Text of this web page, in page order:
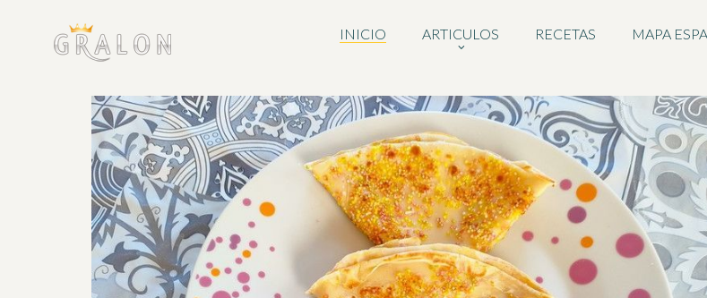
INICIO ARTICULOS RECETAS MAPA